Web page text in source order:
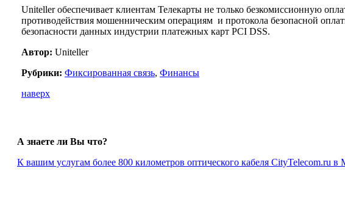
Uniteller обеспечивает клиентам Телекарты не только безкомиссионную
противодействия мошенническим операциям и протокола безопасной
безопасности данных индустрии платежных карт PCI DSS.
Автор: Uniteller
Рубрики: Фиксированная связь, Финансы
наверх
А знаете ли Вы что?
К вашим услугам более 800 километров оптического кабеля CityTelecom.ru в